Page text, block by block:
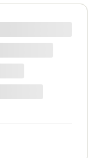
Polska